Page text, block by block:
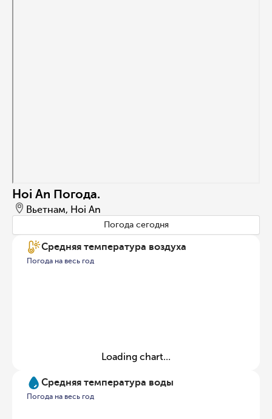
Hoi An Погода.
Вьетнам, Hoi An
Погода сегодня
Средняя температура воздуха
Погода на весь год
Loading chart...
Средняя температура воды
Погода на весь год